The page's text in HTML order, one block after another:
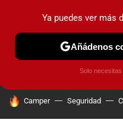
PRUEBAS COCHES
HOY SE HABLA DE
Camper Seguridad
Ya puedes ver más
Añádenos
Solo